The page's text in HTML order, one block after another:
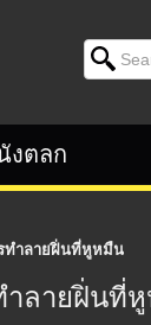
Search
งตลก
ทำลายฝิ่นที่หูหมืน
ำลายฝิ่นที่